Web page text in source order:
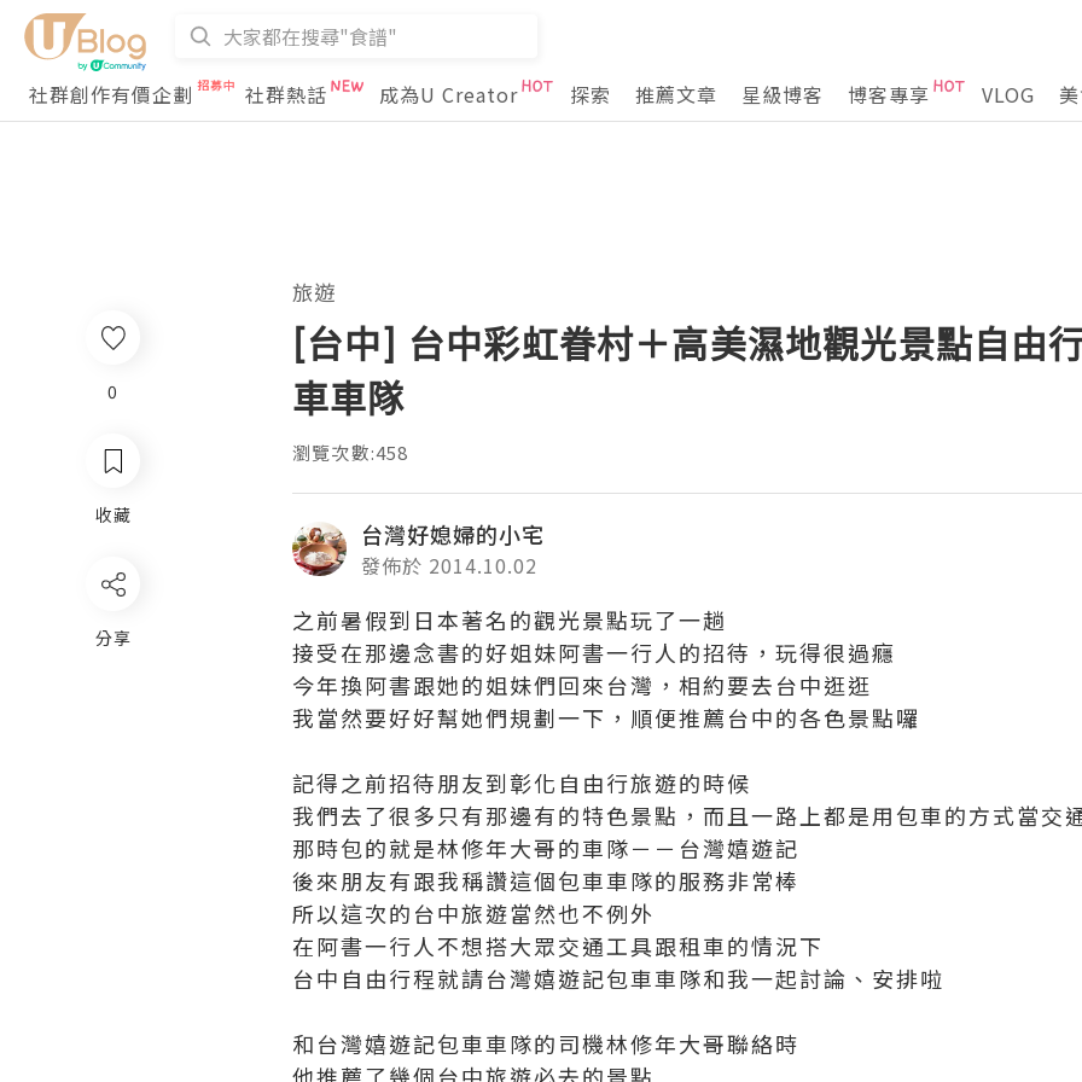
社群創作有價企劃 社群熱話 成為U Creator 探索 推薦文章 星級博客 博客專享 VLOG
0
收藏
分享
旅遊
[台中] 台中彩虹眷村＋高美濕地觀光景點自由
車車隊
瀏覽次數:458
台灣好媳婦的小宅
發佈於 2014.10.02
之前暑假到日本著名的觀光景點玩了一趟
接受在那邊念書的好姐妹阿書一行人的招待，玩得很過癮
今年換阿書跟她的姐妹們回來台灣，相約要去台中逛逛
我當然要好好幫她們規劃一下，順便推薦台中的各色景點囉
記得之前招待朋友到彰化自由行旅遊的時候
我們去了很多只有那邊有的特色景點，而且一路上都是用包車的方式當交
那時包的就是林修年大哥的車隊－－台灣嬉遊記
後來朋友有跟我稱讚這個包車車隊的服務非常棒
所以這次的台中旅遊當然也不例外
在阿書一行人不想搭大眾交通工具跟租車的情況下
台中自由行程就請台灣嬉遊記包車車隊和我一起討論、安排啦
和台灣嬉遊記包車車隊的司機林修年大哥聯絡時